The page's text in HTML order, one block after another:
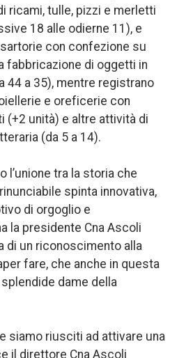
ricami, tulle, pizzi e merletti
18 alle odierne 11), e
con confezione su
fabbricazione di oggetti in
44 a 35), mentre registrano
e oreficerie con
(+2 unità) e altre attività di
(da 5 a 14).
l’unione tra la storia che
spinta innovativa,
di orgoglio e
la presidente Cna Ascoli
di un riconoscimento alla
fare, che anche in questa
dame della
siamo riusciti ad attivare una
il direttore Cna Ascoli